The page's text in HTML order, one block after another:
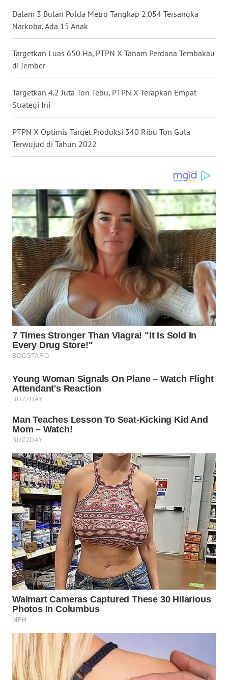
Dalam 3 Bulan Polda Metro Tangkap 2.054 Tersangka
Narkoba, Ada 15 Anak
Targetkan Luas 650 Ha, PTPN X Tanam Perdana Tembakau
di Jember
Targetkan 4.2 Juta Ton Tebu, PTPN X Terapkan Empat
Strategi Ini
PTPN X Optimis Target Produksi 340 Ribu Ton Gula
Terwujud di Tahun 2022
NUSANTARA
JOGJA
JATIM
BALI
WN
WN
KALTENG
WN
KALTARA
WN
KALSEL
WN
KALTIM
WN
SULSEL
WN
GORONTALO
WN
SULUT
WN
MALUKU
WN
MALUT
WN
DAIRI
WN
DANAU
TOBA
WN
NIAS
WN
LANGKAT